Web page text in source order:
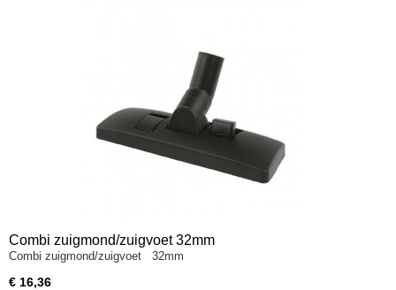
Combi zuigmond/zuigvoet 32mm
Combi zuigmond/zuigvoet 32mm
€ 16,36